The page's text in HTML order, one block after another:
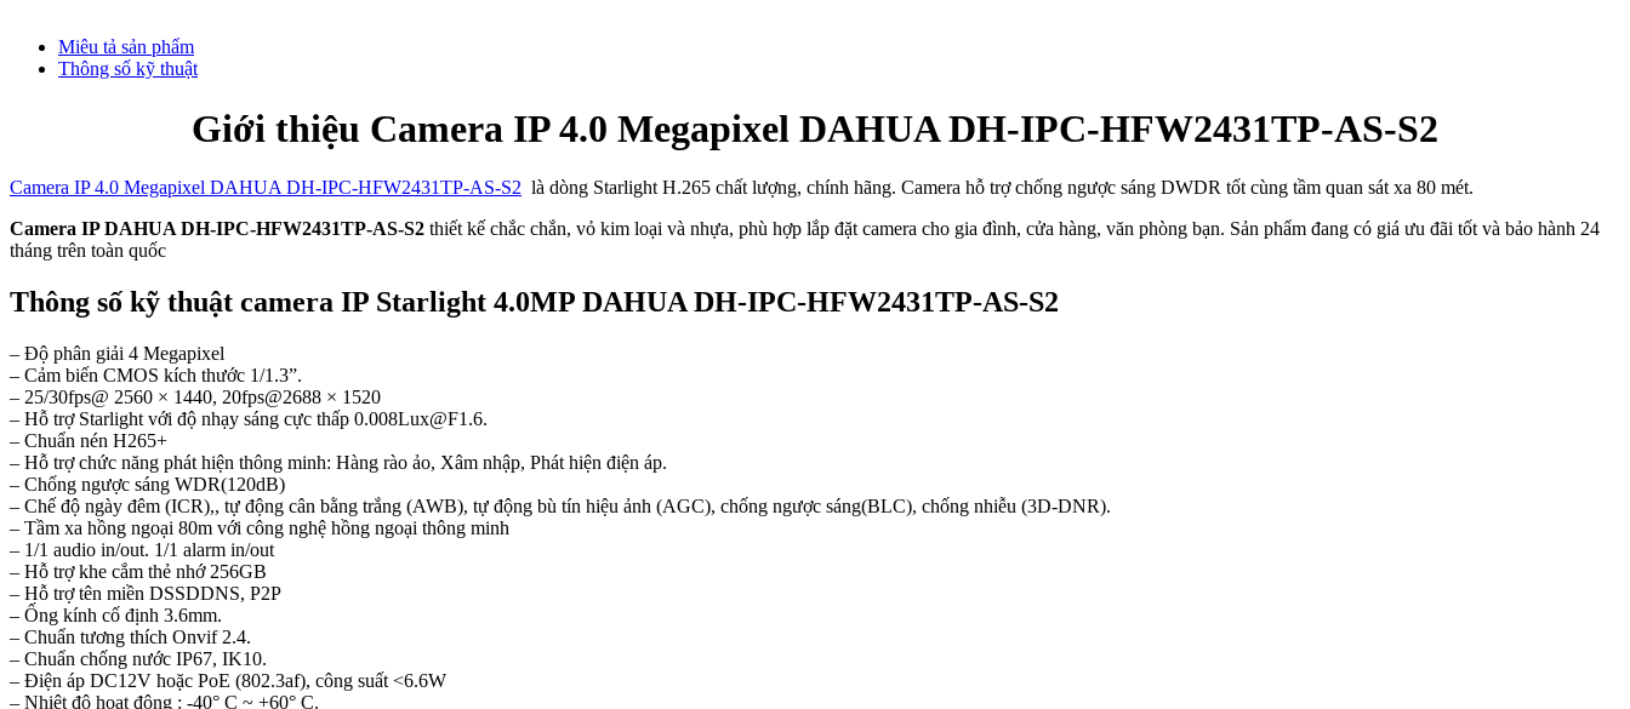
Miêu tả sản phẩm
Thông số kỹ thuật
Giới thiệu Camera IP 4.0 Megapixel DAHUA DH-IPC-HFW2431TP-AS-S2
Camera IP 4.0 Megapixel DAHUA DH-IPC-HFW2431TP-AS-S2 là dòng Starlight H.265 chất lượng, chính hãng. Camera hỗ trợ chống ngược sáng DWDR tốt cùng tầm quan sát xa 80 mét.
Camera IP DAHUA DH-IPC-HFW2431TP-AS-S2 thiết kế chắc chắn, vỏ kim loại và nhựa, phù hợp lắp đặt camera cho gia đình, cửa hàng, văn phòng bạn. Sản phẩm đang có giá ưu đãi tốt và bảo hành 24
tháng trên toàn quốc
Thông số kỹ thuật camera IP Starlight 4.0MP DAHUA DH-IPC-HFW2431TP-AS-S2
– Độ phân giải 4 Megapixel
– Cảm biến CMOS kích thước 1/1.3”.
– 25/30fps@ 2560 × 1440, 20fps@2688 × 1520
– Hỗ trợ Starlight với độ nhạy sáng cực thấp 0.008Lux@F1.6.
– Chuẩn nén H265+
– Hỗ trợ chức năng phát hiện thông minh: Hàng rào ảo, Xâm nhập, Phát hiện điện áp.
– Chống ngược sáng WDR(120dB)
– Chế độ ngày đêm (ICR),, tự động cân bằng trắng (AWB), tự động bù tín hiệu ảnh (AGC), chống ngược sáng(BLC), chống nhiễu (3D-DNR).
– Tầm xa hồng ngoại 80m với công nghệ hồng ngoại thông minh
– 1/1 audio in/out. 1/1 alarm in/out
– Hỗ trợ khe cắm thẻ nhớ 256GB
– Hỗ trợ tên miền DSSDDNS, P2P
– Ống kính cố định 3.6mm.
– Chuẩn tương thích Onvif 2.4.
– Chuẩn chống nước IP67, IK10.
– Điện áp DC12V hoặc PoE (802.3af), công suất <6.6W
– Nhiệt độ hoạt động : -40° C ~ +60° C.